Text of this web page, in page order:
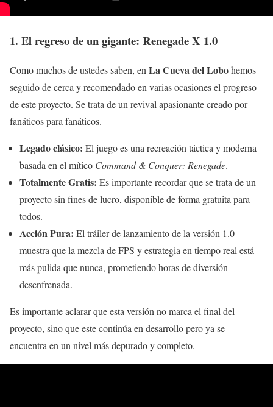
1. El regreso de un gigante: Renegade X 1.0
Como muchos de ustedes saben, enLa Cueva del Lobohemos
seguido de cerca y recomendado en varias ocasiones el progreso
de este proyecto. Se trata de un revival apasionante creado por
fanáticos para fanáticos.
Legado clásico: El juego es una recreación táctica y moderna
basada en el mítico Command & Conquer: Renegade.
Totalmente Gratis: Es importante recordar que se trata de un
proyecto sin fines de lucro, disponible de forma gratuita para
todos.
Acción Pura: El tráiler de lanzamiento de la versión 1.0
muestra que la mezcla de FPS y estrategia en tiempo real está
más pulida que nunca, prometiendo horas de diversión
desenfrenada.
Es importante aclarar que esta versión no marca el final del
proyecto, sino que este continúa en desarrollo pero ya se
encuentra en un nivel más depurado y completo.